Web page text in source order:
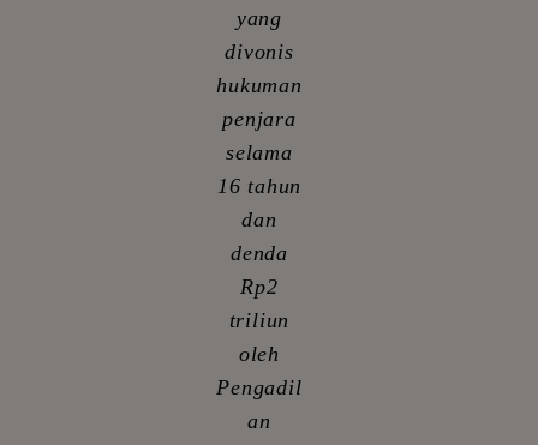
yang
divonis
hukuman
penjara
selama
16 tahun
dan
denda
Rp2
triliun
oleh
Pengadil
an